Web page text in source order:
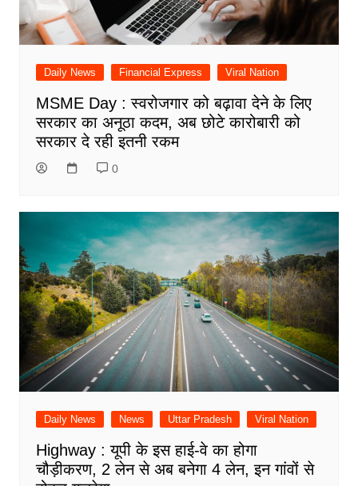
Daily News Financial Express Viral Nation
MSME Day : स्वरोजगार को बढ़ावा देने के लिए
सरकार का अनूठा कदम, अब छोटे कारोबारी को
सरकार दे रही इतनी रकम
0
Daily News News Uttar Pradesh Viral Nation
Highway : यूपी के इस हाई-वे का होगा
चौड़ीकरण, 2 लेन से अब बनेगा 4 लेन, इन गांवों से